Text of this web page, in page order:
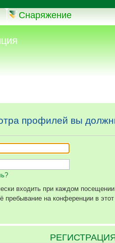
Снаряжение
профилей вы
входить при каждом посещении
пребывание на конференции в этот